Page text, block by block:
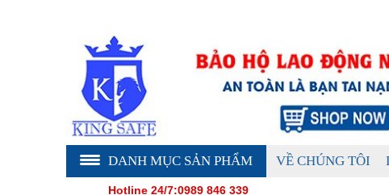
DANH MỤC SẢN PHẨM VỀ CHÚNG TÔI
Hotline 24/7:0989 846 339